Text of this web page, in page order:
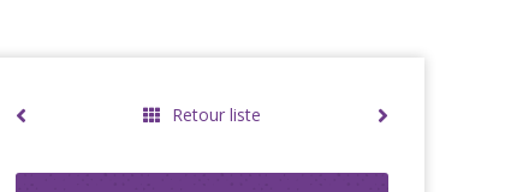
Retour liste